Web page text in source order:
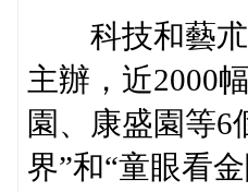
科技和藝朮
主辦，近2000
園、康盛園等6
界”和“童眼看